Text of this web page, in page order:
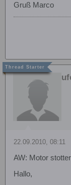
Gruß Marco
22.09.2010, 08:11
AW: Motor
Hallo,